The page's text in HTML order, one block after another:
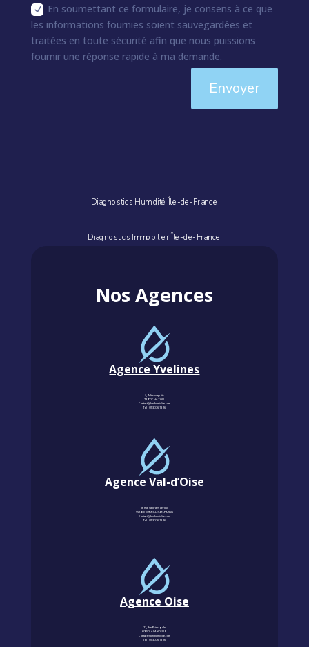
En soumettant ce formulaire, je consens à ce que
les informations fournies soient sauvegardées et
traitées en toute sécurité afin que nous puissions
fournir une réponse rapide à ma demande.
Envoyer
Diagnostics Humidité Île-de-France
Diagnostics Immobilier Île-de-France
Nos Agences
Agence Yvelines
3, Allée magritte
78400 CHATOU
Contact@km-humidite.com
Tel :01 30 76 13 26
Agence Val-d’Oise
18, Rue Georges Leroux
95240 CORMEILLES-EN-PARISIS
Contact@km-humidite.com
Tel :01 30 76 13 26
Agence Oise
22, Rue Principale
60850 LALANDELLE
Contact@km-humidite.com
Tel :01 30 76 13 26